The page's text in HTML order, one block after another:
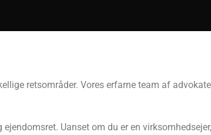
retsområder. Vores erfarne team af
Uanset om du er en